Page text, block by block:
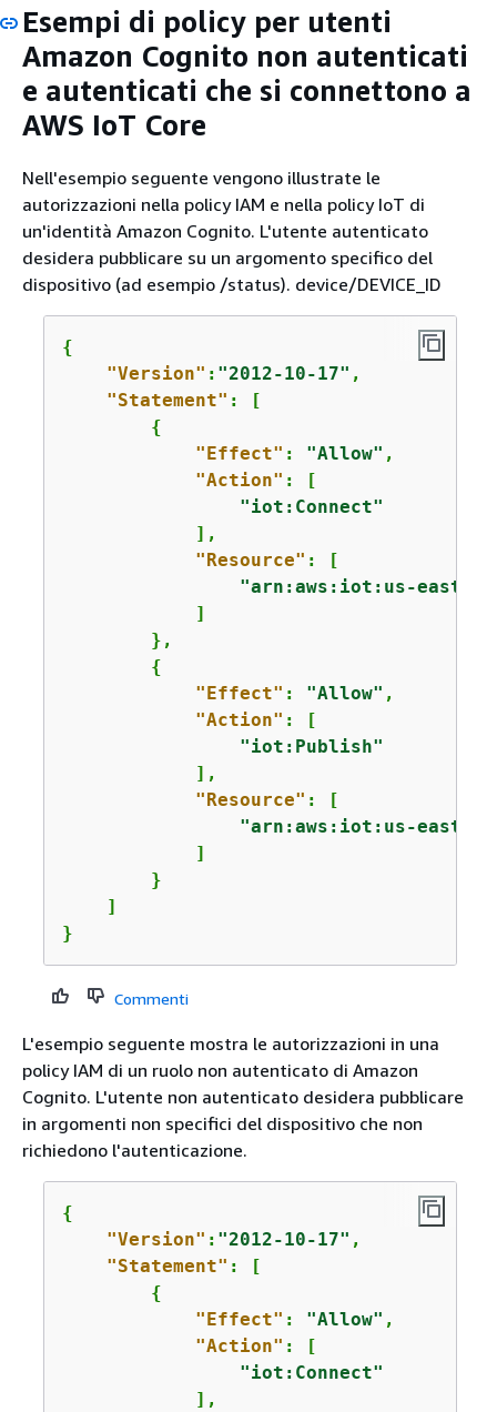
Esempi di policy per utenti
Amazon Cognito non autenticati
e autenticati che si connettono a
AWS IoT Core
Nell'esempio seguente vengono illustrate le
autorizzazioni nella policy IAM e nella policy IoT di
un'identità Amazon Cognito. L'utente autenticato
desidera pubblicare su un argomento specifico del
dispositivo (ad esempio /status). device/DEVICE_ID
{
"Version" : "2012-10-17" ,
"Statement" : [
{
"Effect" : "Allow" ,
"Action" : [
"iot:Connect"
            ],
"Resource" : [
"arn:aws:iot:us-east-
            ]
        },
{
"Effect" : "Allow" ,
"Action" : [
"iot:Publish"
            ],
"Resource" : [
"arn:aws:iot:us-east-
            ]
        }
    ]
}
Commenti
L'esempio seguente mostra le autorizzazioni in una
policy IAM di un ruolo non autenticato di Amazon
Cognito. L'utente non autenticato desidera pubblicare
in argomenti non specifici del dispositivo che non
richiedono l'autenticazione.
{
"Version" : "2012-10-17" ,
"Statement" : [
{
"Effect" : "Allow" ,
"Action" : [
"iot:Connect"
            ],